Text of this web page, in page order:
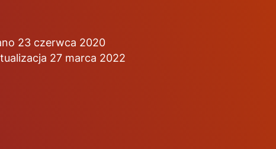
23 czerwca 2020
27 marca 2022